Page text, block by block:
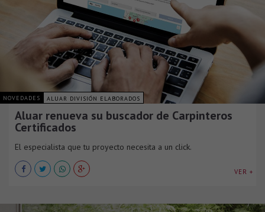
NOVEDADES ALUAR DIVISIÓN ELABORADOS
Aluar renueva su buscador de Carpinteros
Certificados
El especialista que tu proyecto necesita a un click.
VER +